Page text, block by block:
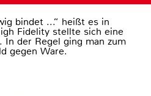
bindet ...“ heißt es in
Fidelity stellte sich eine
In der Regel ging man zum
gegen Ware.